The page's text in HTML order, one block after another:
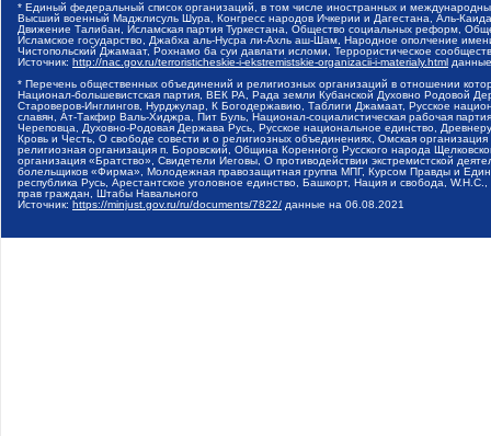
* Единый федеральный список организаций, в том числе иностранных и
Высший военный Маджлисуль Шура, Конгресс народов Ичкерии и Дагестана, Аль-
Движение Талибан, Исламская партия Туркестана, Общество социальных реформ,
Исламское государство, Джабха аль-Нусра ли-Ахль аш-Шам, Народное ополчение
Чистопольский Джамаат, Рохнамо ба суи давлати исломи, Террористическое
Источник: http://nac.gov.ru/terroristicheskie-i-ekstremistskie-organizacii-i-materialy.html
* Перечень общественных объединений и религиозных организаций в отношении
Национал-большевистская партия, ВЕК РА, Рада земли Кубанской Духовно Родовой
Староверов-Инглингов, Нурджулар, К Богодержавию, Таблиги Джамаат, Русское
славян, Ат-Такфир Валь-Хиджра, Пит Буль, Национал-социалистическая рабочая
Череповца, Духовно-Родовая Держава Русь, Русское национальное единство,
Кровь и Честь, О свободе совести и о религиозных объединениях, Омская
религиозная организация п. Боровский, Община Коренного Русского народа
организация «Братство», Свидетели Иеговы, О противодействии экстремистской
болельщиков «Фирма», Молодежная правозащитная группа МПГ, Курсом Правды и
республика Русь, Арестантское уголовное единство, Башкорт, Нация и свобода,
прав граждан, Штабы Навального
Источник: https://minjust.gov.ru/ru/documents/7822/ данные на 06.08.2021